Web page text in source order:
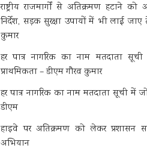
राष्ट्रीय राजमार्गों से अतिक्रमण हटाने
निर्देश, सड़क सुरक्षा उपायों में भी लाई जाए
कुमार
हर पात्र नागरिक का नाम मतदाता सूची
प्राथमिकता – डीएम गौरव कुमार
हर पात्र नागरिक का नाम मतदाता सूची में
डीएम
हाइवे पर अतिक्रमण को लेकर प्रशासन
अभियान